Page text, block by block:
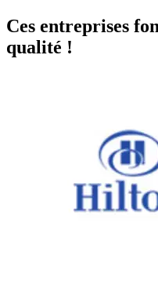
Ces entreprises
qualité !